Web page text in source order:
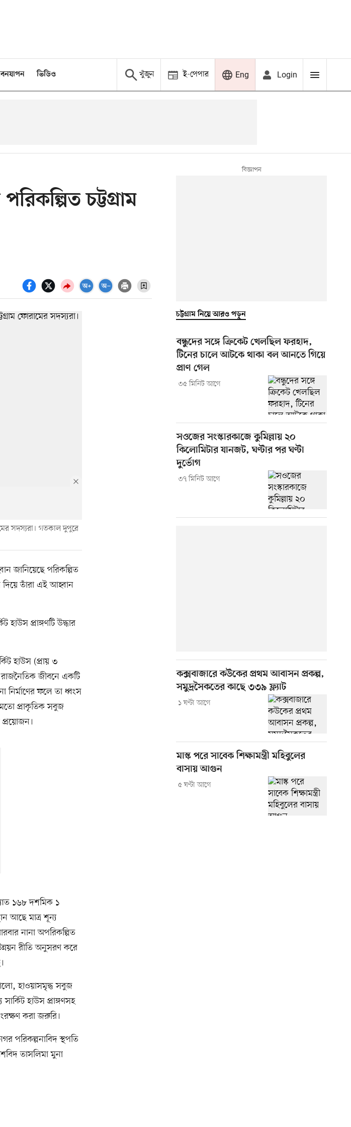
ভিডিও খুঁজুন ই-পেপার Eng Login
চট্টগ্রাম
সদস্যরা। গতকাল দুপুরে
জানিয়েছে পরিকল্পিত
দিয়ে তাঁরা এই আহ্বান
হাউস প্রাঙ্গণটি উদ্ধার
হাউস (প্রায় ৩
জীবনে একটি
নির্মাণের ফলে তা ধ্বংস
প্রাকৃতিক সবুজ
প্রয়োজন।
১৬৮ দশমিক ১
আছে মাত্র শূন্য
নানা অপরিকল্পিত
রীতি অনুসরণ করে
হাওয়াসমৃদ্ধ সবুজ
হাউস প্রাঙ্গণসহ
করা জরুরি।
পরিকল্পনাবিদ স্থপতি
তাসলিমা মুনা
চট্টগ্রাম নিয়ে আরও পড়ুন
বন্ধুদের সঙ্গে ক্রিকেট খেলছিল ফরহাদ,
টিনের চালে আটকে থাকা বল আনতে গিয়ে
প্রাণ গেল
৩৫ মিনিট আগে
সওজের সংস্কারকাজে কুমিল্লায় ২০
কিলোমিটার যানজট, ঘণ্টার পর ঘণ্টা
দুর্ভোগ
৩৭ মিনিট আগে
কক্সবাজারে কউকের প্রথম আবাসন প্রকল্প,
সমুদ্রসৈকতের কাছে ৩৩৯ ফ্ল্যাট
১ ঘণ্টা আগে
মাস্ক পরে সাবেক শিক্ষামন্ত্রী মহিবুলের
বাসায় আগুন
৫ ঘণ্টা আগে